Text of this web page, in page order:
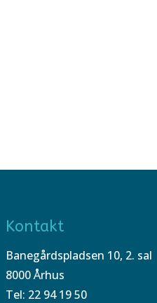
Kontakt
Banegårdspladsen 10, 2. sal
8000 Århus
Tel: 22 94 19 50